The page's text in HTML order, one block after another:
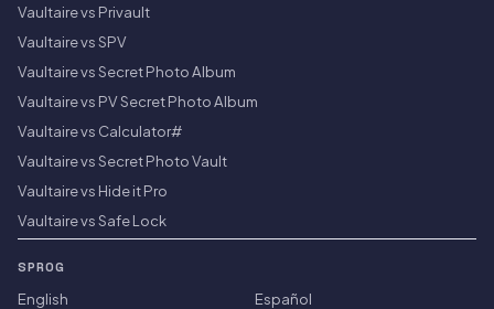
Vaultaire vs Privault
Vaultaire vs SPV
Vaultaire vs Secret Photo Album
Vaultaire vs PV Secret Photo Album
Vaultaire vs Calculator#
Vaultaire vs Secret Photo Vault
Vaultaire vs Hide it Pro
Vaultaire vs Safe Lock
SPROG
English
Español